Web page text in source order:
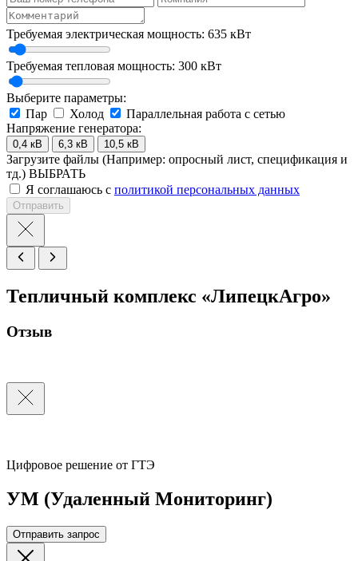
Требуемая электрическая мощность: 635 кВт
Требуемая тепловая мощность: 300 кВт
Выберите параметры:
Пар
Холод
Параллельная работа с сетью
Напряжение генератора:
0,4 кВ 6,3 кВ 10,5 кВ
Загрузите файлы (Например: опросный лист, спецификация и
тд.) ВЫБРАТЬ
Я соглашаюсь с политикой персональных данных
Отправить
Тепличный комплекс «ЛипецкАгро»
Отзыв
Цифровое решение от ГТЭ
УМ (Удаленный Мониторинг)
Отправить запрос